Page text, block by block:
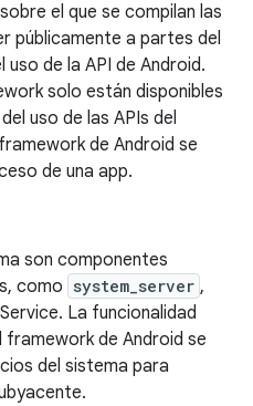
el que se compilan las
públicamente a partes del
de la API de Android.
solo están disponibles
uso de las APIs del
de Android se
de una app.
son componentes
como system_server ,
La funcionalidad
framework de Android se
del sistema para